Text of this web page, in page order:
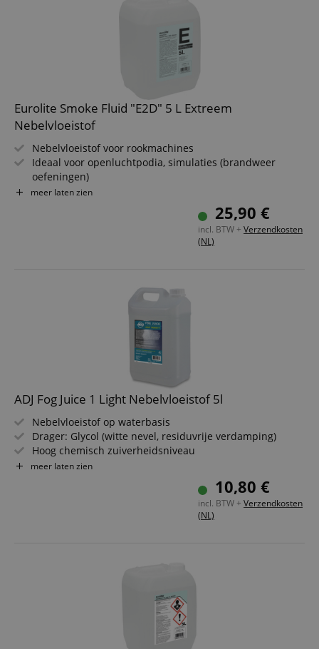
Eurolite Smoke Fluid "E2D" 5 L Extreem
Nebelvloeistof
Nebelvloeistof voor rookmachines
Ideaal voor openluchtpodia, simulaties (brandweer
oefeningen)
Op waterbasis
meer laten zien
25,90 €
incl. BTW + Verzendkosten
(NL)
ADJ Fog Juice 1 Light Nebelvloeistof 5l
Nebelvloeistof op waterbasis
Drager: Glycol (witte nevel, residuvrije verdamping)
Hoog chemisch zuiverheidsniveau
Intensiteit Light: Ideaal om laserstralen zichtbaar te
meer laten zien
10,80 €
incl. BTW + Verzendkosten
(NL)